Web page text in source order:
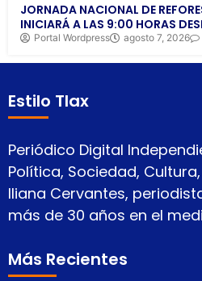
JORNADA NACIONAL DE
INICIARÁ A LAS 9:00 HORAS
Portal Wordpress agosto 7, 2026
Estilo Tlax
Periódico Digital
Política, Sociedad,
Iliana Cervantes,
más de 30 años en el
Más Recientes